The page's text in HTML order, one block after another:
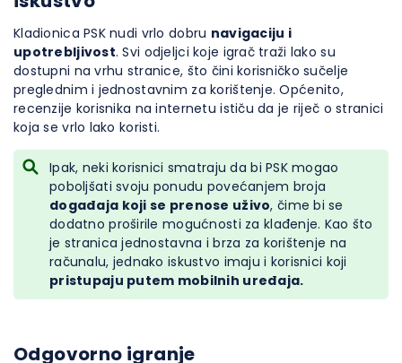
Kladionica PSK nudi vrlo dobru navigaciju i
upotrebljivost. Svi odjeljci koje igrač traži lako su
dostupni na vrhu stranice, što čini korisničko sučelje
preglednim i jednostavnim za korištenje. Općenito,
recenzije korisnika na internetu ističu da je riječ o stranici
koja se vrlo lako koristi.
Ipak, neki korisnici smatraju da bi PSK mogao
poboljšati svoju ponudu povećanjem broja
događaja koji se prenose uživo, čime bi se
dodatno proširile mogućnosti za klađenje. Kao što
je stranica jednostavna i brza za korištenje na
računalu, jednako iskustvo imaju i korisnici koji
pristupaju putem mobilnih uređaja.
Odgovorno igranje